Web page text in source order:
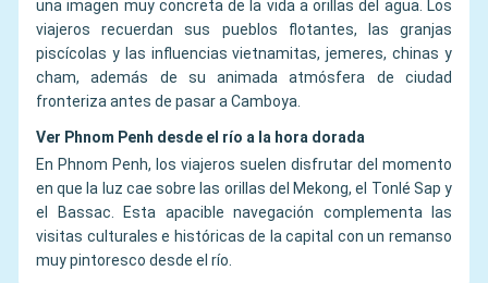
una imagen muy concreta de la vida a orillas del agua. Los
viajeros recuerdan sus pueblos flotantes, las granjas
piscícolas y las influencias vietnamitas, jemeres, chinas y
cham, además de su animada atmósfera de ciudad
fronteriza antes de pasar a Camboya.
Ver Phnom Penh desde el río a la hora dorada
En Phnom Penh, los viajeros suelen disfrutar del momento
en que la luz cae sobre las orillas del Mekong, el Tonlé Sap y
el Bassac. Esta apacible navegación complementa las
visitas culturales e históricas de la capital con un remanso
muy pintoresco desde el río.